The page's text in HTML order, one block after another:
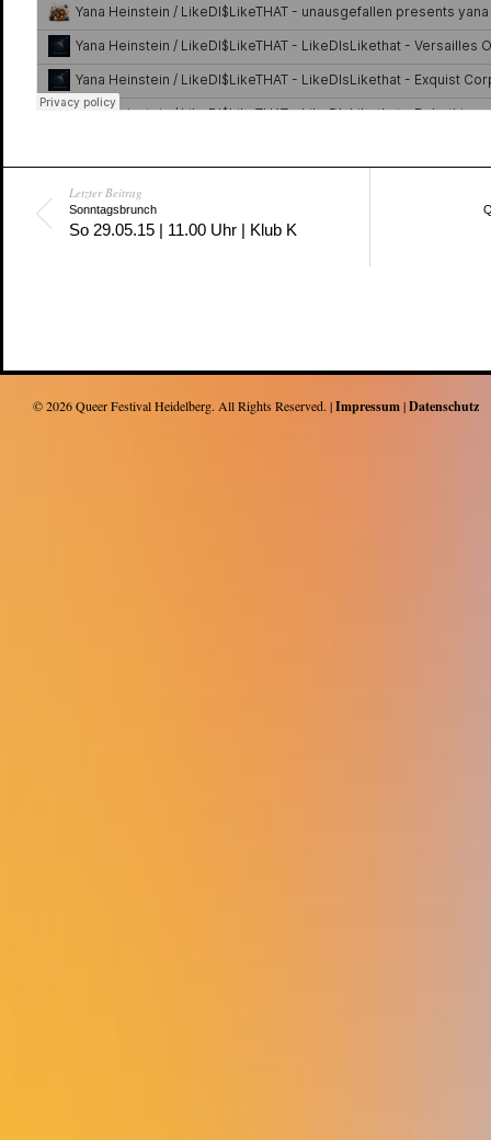
Letzter Beitrag
Sonntagsbrunch
So 29.05.15 | 11.00 Uhr | Klub K
© 2026Queer Festival Heidelberg. All Rights Reserved. |Impressum|Datenschutz